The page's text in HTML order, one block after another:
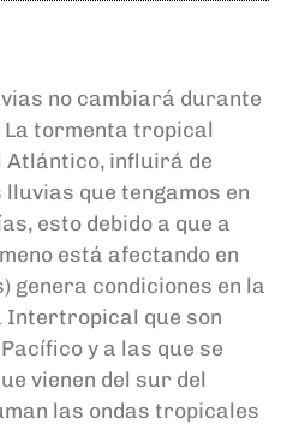
no cambiará durante
La tormenta tropical
Atlántico, influirá de
que tengamos en
esto debido a que a
está afectando en
genera condiciones en la
Intertropical que son
y a las que se
vienen del sur del
las ondas tropicales